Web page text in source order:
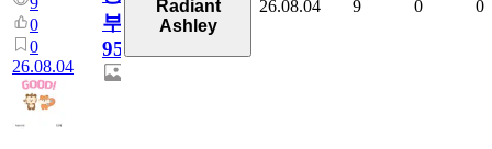
0
0
26.08.04
부
95
Radiant
Ashley
26.08.04 9 0 0